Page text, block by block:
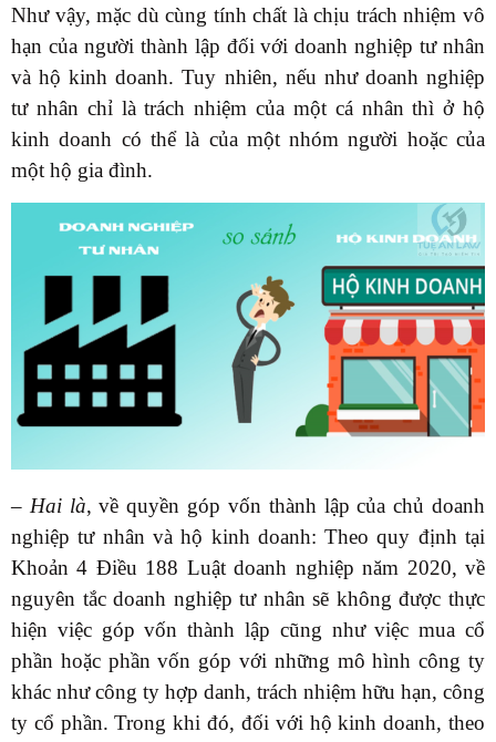
Như vậy, mặc dù cùng tính chất là chịu trách nhiệm vô
hạn của người thành lập đối với doanh nghiệp tư nhân
và hộ kinh doanh. Tuy nhiên, nếu như doanh nghiệp
tư nhân chỉ là trách nhiệm của một cá nhân thì ở hộ
kinh doanh có thể là của một nhóm người hoặc của
một hộ gia đình.
– Hai là, về quyền góp vốn thành lập của chủ doanh
nghiệp tư nhân và hộ kinh doanh: Theo quy định tại
Khoản 4 Điều 188 Luật doanh nghiệp năm 2020, về
nguyên tắc doanh nghiệp tư nhân sẽ không được thực
hiện việc góp vốn thành lập cũng như việc mua cổ
phần hoặc phần vốn góp với những mô hình công ty
khác như công ty hợp danh, trách nhiệm hữu hạn, công
ty cổ phần. Trong khi đó, đối với hộ kinh doanh, theo